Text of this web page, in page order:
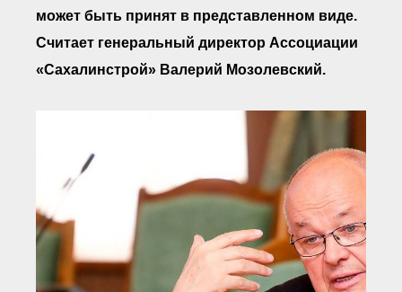
Реестры Ассоциации
Ассоциации
● Реестр членов
строительный контроль
работодателей
● Реестр членов
Ассоциации —
Застройщиков
● Реестр членов
Ассоциации — технических
заказчиков
● Реестр членов
Ассоциации с правом
может быть принят в представленном виде.
Считает генеральный директор Ассоциации
«Сахалинстрой» Валерий Мозолевский.